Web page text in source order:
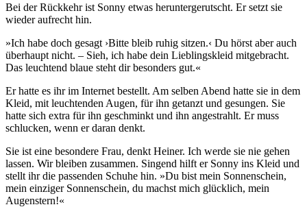
Bei der Rückkehr ist Sonny etwas heruntergerutscht. Er setzt sie
wieder aufrecht hin.
»Ich habe doch gesagt ›Bitte bleib ruhig sitzen.‹ Du hörst aber auch
überhaupt nicht. – Sieh, ich habe dein Lieblingskleid mitgebracht.
Das leuchtend blaue steht dir besonders gut.«
Er hatte es ihr im Internet bestellt. Am selben Abend hatte sie in dem
Kleid, mit leuchtenden Augen, für ihn getanzt und gesungen. Sie
hatte sich extra für ihn geschminkt und ihn angestrahlt. Er muss
schlucken, wenn er daran denkt.
Sie ist eine besondere Frau, denkt Heiner. Ich werde sie nie gehen
lassen. Wir bleiben zusammen. Singend hilft er Sonny ins Kleid und
stellt ihr die passenden Schuhe hin. »Du bist mein Sonnenschein,
mein einziger Sonnenschein, du machst mich glücklich, mein
Augenstern!«